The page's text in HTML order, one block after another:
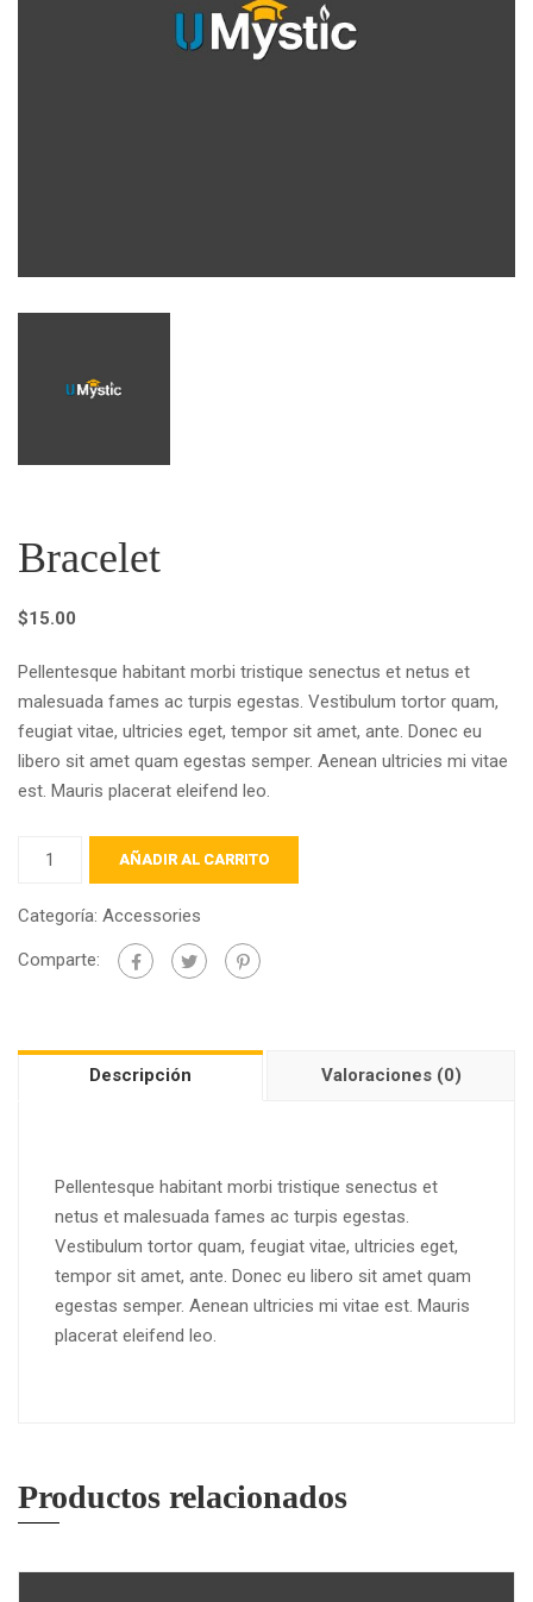
Bracelet
$15.00
Pellentesque habitant morbi tristique senectus et netus et
malesuada fames ac turpis egestas. Vestibulum tortor quam,
feugiat vitae, ultricies eget, tempor sit amet, ante. Donec eu
libero sit amet quam egestas semper. Aenean ultricies mi vitae
est. Mauris placerat eleifend leo.
Bracelet
AÑADIR AL CARRITO
Categoría: Accessories
Comparte:
Descripción Valoraciones (0)
Pellentesque habitant morbi tristique senectus et
netus et malesuada fames ac turpis egestas.
Vestibulum tortor quam, feugiat vitae, ultricies eget,
tempor sit amet, ante. Donec eu libero sit amet quam
egestas semper. Aenean ultricies mi vitae est. Mauris
placerat eleifend leo.
Productos relacionados